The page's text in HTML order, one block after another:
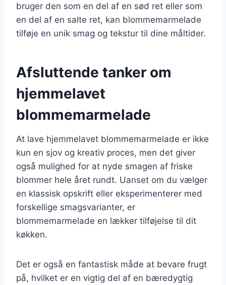
bruger den som en del af en sød ret eller som
en del af en salte ret, kan blommemarmelade
tilføje en unik smag og tekstur til dine måltider.
Afsluttende tanker om
hjemmelavet
blommemarmelade
At lave hjemmelavet blommemarmelade er ikke
kun en sjov og kreativ proces, men det giver
også mulighed for at nyde smagen af friske
blommer hele året rundt. Uanset om du vælger
en klassisk opskrift eller eksperimenterer med
forskellige smagsvarianter, er
blommemarmelade en lækker tilføjelse til dit
køkken.
Det er også en fantastisk måde at bevare frugt
på, hvilket er en vigtig del af en bæredygtig